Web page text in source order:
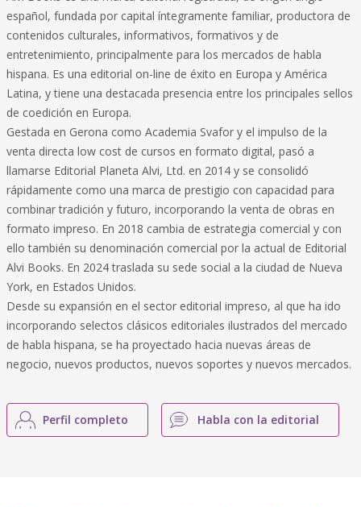
español, fundada por capital íntegramente familiar, productora de
contenidos culturales, informativos, formativos y de
entretenimiento, principalmente para los mercados de habla
hispana. Es una editorial on-line de éxito en Europa y América
Latina, y tiene una destacada presencia entre los principales sellos
de coedición en Europa.
Gestada en Gerona como Academia Svafor y el impulso de la
venta directa low cost de cursos en formato digital, pasó a
llamarse Editorial Planeta Alvi, Ltd. en 2014 y se consolidó
rápidamente como una marca de prestigio con capacidad para
combinar tradición y futuro, incorporando la venta de obras en
formato impreso. En 2018 cambia de estrategia comercial y con
ello también su denominación comercial por la actual de Editorial
Alvi Books. En 2024 traslada su sede social a la ciudad de Nueva
York, en Estados Unidos.
Desde su expansión en el sector editorial impreso, al que ha ido
incorporando selectos clásicos editoriales ilustrados del mercado
de habla hispana, se ha proyectado hacia nuevas áreas de
negocio, nuevos productos, nuevos soportes y nuevos mercados.
Perfil completo Habla con la editorial